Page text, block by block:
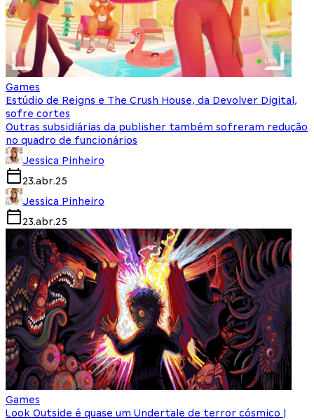
Games
Estúdio de Reigns e The Crush House, da Devolver Digital,
sofre cortes
Outras subsidiárias da publisher também sofreram redução
no quadro de funcionários
Jessica Pinheiro
23.abr.25
Jessica Pinheiro
23.abr.25
Games
Look Outside é quase um Undertale de terror cósmico |